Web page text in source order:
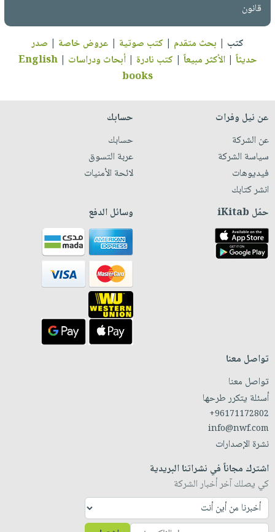
قانون
كتب | بحث متقدم | كتب صوتية | عروض خاصة | صدر
حديثاً |الأكثر مبيعاً | كتب نادرة |أبحاث ودراسات |
English
books
عن نيل وفرات
عن الشركة
سياسة الشركة
فيديوهات
انشر كتابك
حسابك
حسابك
عربة التسوق
لائحة الأمنيات
حمّل iKitab وسائل الدفع
تواصل معنا
تواصل معنا
أسئلة يتكرر طرحها
+96171172802
info@nwf.com
نشرة الإصدارات
اشترك مجاناً في نشراتنا البريدية
كي يصلك آخر أخبار الشركة